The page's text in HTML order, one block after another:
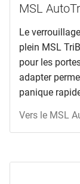
MSL
Le
plein MSL
pour les
adapter
panique
Vers le MSL